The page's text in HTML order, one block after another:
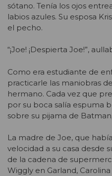
sótano. Tenía los ojos
labios azules. Su esposa
el pecho.
“¡Joe! ¡Despierta Joe!”,
Como era estudiante de
practicarle las maniobras
hermano. Cada vez que
por su boca salía espuma
sobre su pijama de
La madre de Joe, que
velocidad a su casa desde
de la cadena de
Wiggly en Garland,